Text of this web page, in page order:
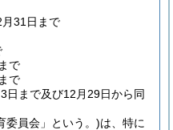
31日まで
で
で
まで及び12月29日から同
委員会」という。)は、特に